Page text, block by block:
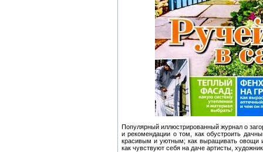
Популярный иллюстрированный журнал о
и рекомендации о том, как обустроить
красивым и уютным; как выращивать овощи
как чувствуют себя на даче артисты,